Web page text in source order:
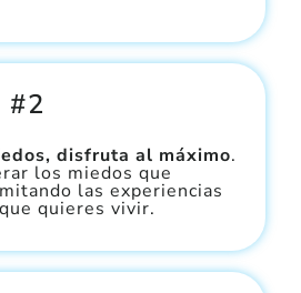
disfruta al máximo.
los miedos que
las experiencias
quieres vivir.